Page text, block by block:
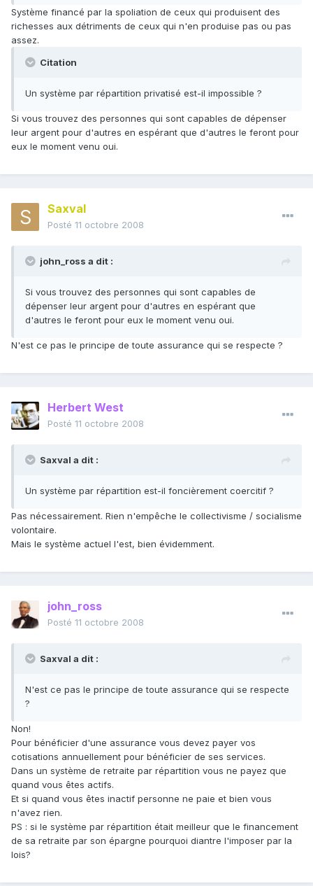
Système financé par la spoliation de ceux qui produisent des
richesses aux détriments de ceux qui n'en produise pas ou pas
assez.
Citation
Un système par répartition privatisé est-il impossible ?
Si vous trouvez des personnes qui sont capables de dépenser
leur argent pour d'autres en espérant que d'autres le feront pour
eux le moment venu oui.
Saxval
Posté 11 octobre 2008
john_ross a dit :
Si vous trouvez des personnes qui sont capables de
dépenser leur argent pour d'autres en espérant que
d'autres le feront pour eux le moment venu oui.
N'est ce pas le principe de toute assurance qui se respecte ?
Herbert West
Posté 11 octobre 2008
Saxval a dit :
Un système par répartition est-il foncièrement coercitif ?
Pas nécessairement. Rien n'empêche le collectivisme / socialisme
volontaire.
Mais le système actuel l'est, bien évidemment.
john_ross
Posté 11 octobre 2008
Saxval a dit :
N'est ce pas le principe de toute assurance qui se respecte
?
Non!
Pour bénéficier d'une assurance vous devez payer vos
cotisations annuellement pour bénéficier de ses services.
Dans un système de retraite par répartition vous ne payez que
quand vous êtes actifs.
Et si quand vous êtes inactif personne ne paie et bien vous
n'avez rien.
PS : si le système par répartition était meilleur que le financement
de sa retraite par son épargne pourquoi diantre l'imposer par la
lois?